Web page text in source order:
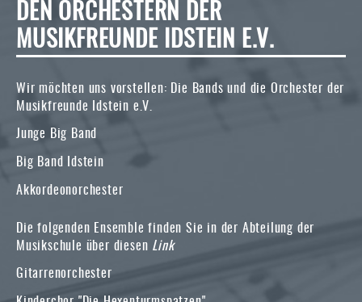
DEN ORCHESTERN DER
MUSIKFREUNDE IDSTEIN E.V.
Wir möchten uns vorstellen: Die Bands und die Orchester der
Musikfreunde Idstein e.V.
Junge Big Band
Big Band Idstein
Akkordeonorchester
Die folgenden Ensemble finden Sie in der Abteilung der
Musikschule über diesen Link
Gitarrenorchester